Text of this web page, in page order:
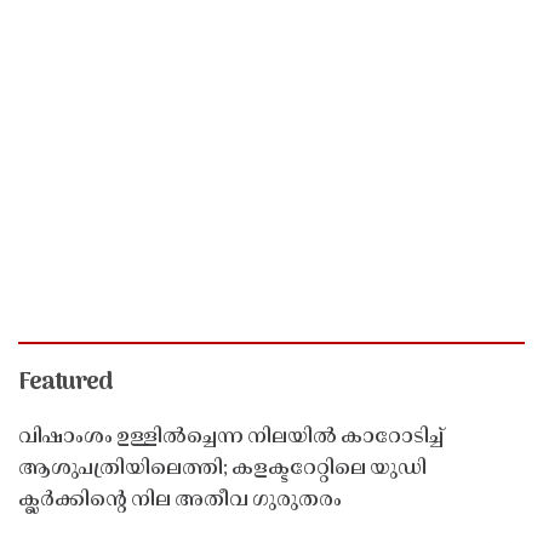
Featured
വിഷാംശം ഉള്ളിൽച്ചെന്ന നിലയിൽ കാറോടിച്ച്
ആശുപത്രിയിലെത്തി; കളക്ടറേറ്റിലെ യുഡി
ക്ലർക്കിൻ്റെ നില അതീവ ഗുരുതരം